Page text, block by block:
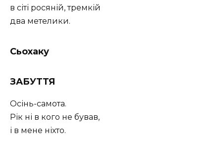
в сіті росяній, тремкій
два метелики.
Сьохаку
ЗАБУТТЯ
Осінь-самота.
Рік ні в кого не бував,
і в мене ніхто.